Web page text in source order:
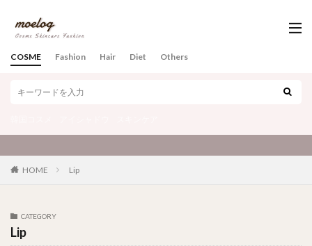
COSME Fashion Hair Diet Others
HOME Lip
CATEGORY
Lip